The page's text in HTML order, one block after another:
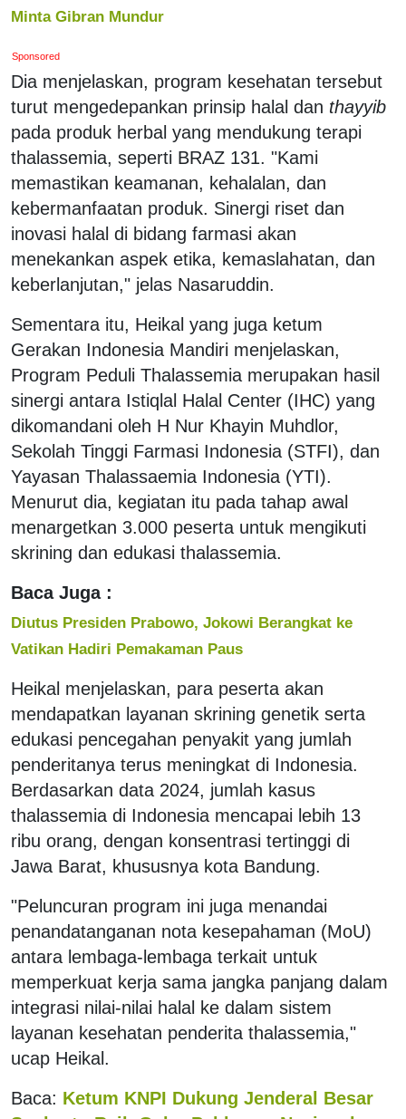
Minta Gibran Mundur
Sponsored
Dia menjelaskan, program kesehatan tersebut
turut mengedepankan prinsip halal dan thayyib
pada produk herbal yang mendukung terapi
thalassemia, seperti BRAZ 131. "Kami
memastikan keamanan, kehalalan, dan
kebermanfaatan produk. Sinergi riset dan
inovasi halal di bidang farmasi akan
menekankan aspek etika, kemaslahatan, dan
keberlanjutan," jelas Nasaruddin.
Sementara itu, Heikal yang juga ketum
Gerakan Indonesia Mandiri menjelaskan,
Program Peduli Thalassemia merupakan hasil
sinergi antara Istiqlal Halal Center (IHC) yang
dikomandani oleh H Nur Khayin Muhdlor,
Sekolah Tinggi Farmasi Indonesia (STFI), dan
Yayasan Thalassaemia Indonesia (YTI).
Menurut dia, kegiatan itu pada tahap awal
menargetkan 3.000 peserta untuk mengikuti
skrining dan edukasi thalassemia.
Baca Juga :
Diutus Presiden Prabowo, Jokowi Berangkat ke
Vatikan Hadiri Pemakaman Paus
Heikal menjelaskan, para peserta akan
mendapatkan layanan skrining genetik serta
edukasi pencegahan penyakit yang jumlah
penderitanya terus meningkat di Indonesia.
Berdasarkan data 2024, jumlah kasus
thalassemia di Indonesia mencapai lebih 13
ribu orang, dengan konsentrasi tertinggi di
Jawa Barat, khususnya kota Bandung.
"Peluncuran program ini juga menandai
penandatanganan nota kesepahaman (MoU)
antara lembaga-lembaga terkait untuk
memperkuat kerja sama jangka panjang dalam
integrasi nilai-nilai halal ke dalam sistem
layanan kesehatan penderita thalassemia,"
ucap Heikal.
Baca: Ketum KNPI Dukung Jenderal Besar